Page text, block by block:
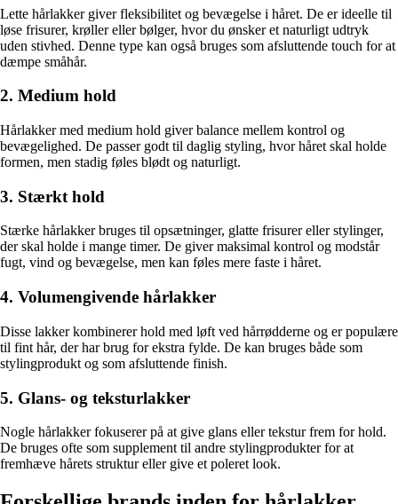
Lette hårlakker giver fleksibilitet og bevægelse i håret. De er ideelle til
løse frisurer, krøller eller bølger, hvor du ønsker et naturligt udtryk
uden stivhed. Denne type kan også bruges som afsluttende touch for at
dæmpe småhår.
2. Medium hold
Hårlakker med medium hold giver balance mellem kontrol og
bevægelighed. De passer godt til daglig styling, hvor håret skal holde
formen, men stadig føles blødt og naturligt.
3. Stærkt hold
Stærke hårlakker bruges til opsætninger, glatte frisurer eller stylinger,
der skal holde i mange timer. De giver maksimal kontrol og modstår
fugt, vind og bevægelse, men kan føles mere faste i håret.
4. Volumengivende hårlakker
Disse lakker kombinerer hold med løft ved hårrødderne og er populære
til fint hår, der har brug for ekstra fylde. De kan bruges både som
stylingprodukt og som afsluttende finish.
5. Glans- og teksturlakker
Nogle hårlakker fokuserer på at give glans eller tekstur frem for hold.
De bruges ofte som supplement til andre stylingprodukter for at
fremhæve hårets struktur eller give et poleret look.